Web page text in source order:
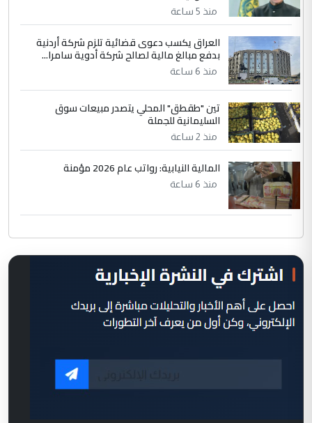
منذ 5 ساعة
العراق يكسب دعوى قضائية تلزم شركة أردنية
بدفع مبالغ مالية لصالح شركة أدوية سامرا...
منذ 6 ساعة
تين "طقطق" المحلي يتصدر مبيعات سوق
السليمانية للجملة
منذ 2 ساعة
المالية النيابية: رواتب عام 2026 مؤمنة
منذ 6 ساعة